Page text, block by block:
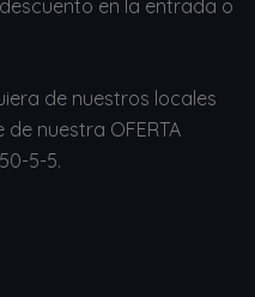
en la entrada o
de nuestros locales
nuestra OFERTA
5-5.